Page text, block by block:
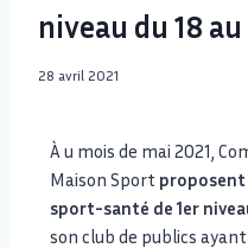
niveau du 18
28 avril 2021
À u mois de mai 2021,
Maison Sport
sport-santé de 1er
son club de publics